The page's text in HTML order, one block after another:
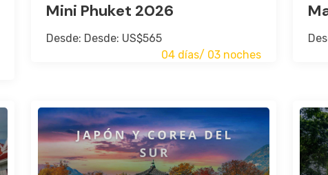
Mini Phuket 2026
Desde: Desde: US$565
04 días/ 03 noches